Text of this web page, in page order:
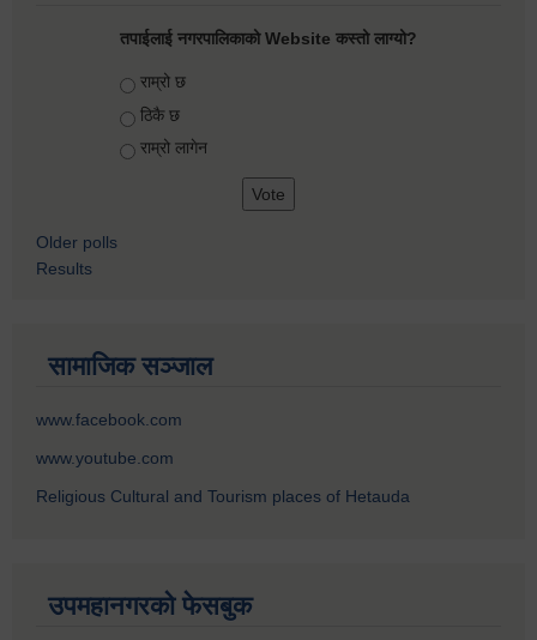
तपाईलाई नगरपालिकाको Website कस्तो लाग्यो?
Choices
राम्रो छ
ठिकै छ
राम्रो लागेन
Older polls
Results
सामाजिक सञ्जाल
www.facebook.com
www.youtube.com
Religious Cultural and Tourism places of Hetauda
उपमहानगरको फेसबुक